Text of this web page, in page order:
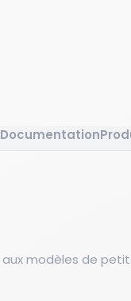
Documentation
aux modèles de
en polyéthylène